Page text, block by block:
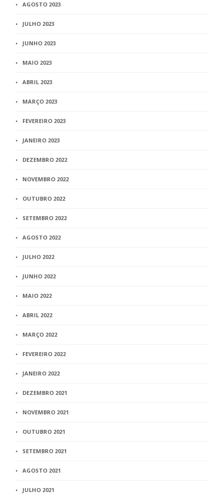
AGOSTO 2023
JULHO 2023
JUNHO 2023
MAIO 2023
ABRIL 2023
MARÇO 2023
FEVEREIRO 2023
JANEIRO 2023
DEZEMBRO 2022
NOVEMBRO 2022
OUTUBRO 2022
SETEMBRO 2022
AGOSTO 2022
JULHO 2022
JUNHO 2022
MAIO 2022
ABRIL 2022
MARÇO 2022
FEVEREIRO 2022
JANEIRO 2022
DEZEMBRO 2021
NOVEMBRO 2021
OUTUBRO 2021
SETEMBRO 2021
AGOSTO 2021
JULHO 2021